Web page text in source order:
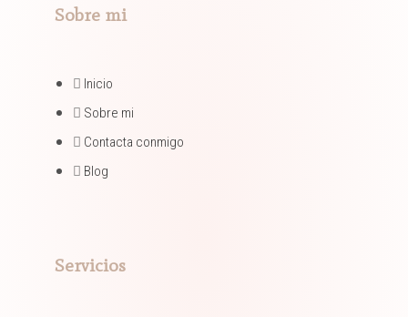
Sobre mi
Inicio
Sobre mi
Contacta conmigo
Blog
Servicios